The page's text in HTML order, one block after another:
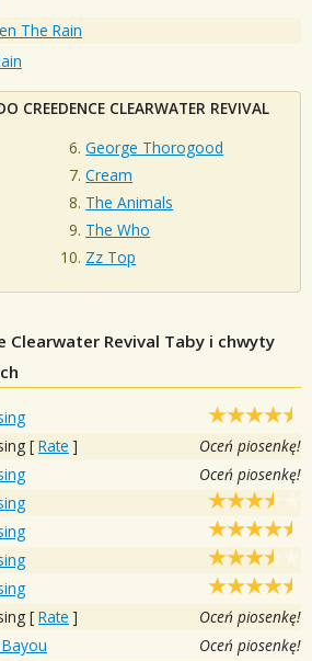
The Rain
CREEDENCE CLEARWATER REVIVAL
George Thorogood
Cream
The Animals
The Who
Zz Top
Clearwater Revival Taby i chwyty
[ Rate ] Oceń piosenkę!
Oceń piosenkę!
[ Rate ] Oceń piosenkę!
Oceń piosenkę!